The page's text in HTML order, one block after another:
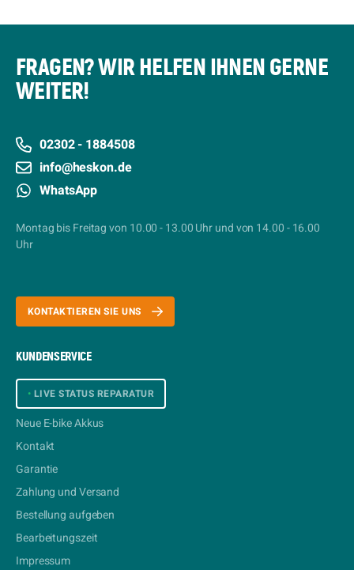
FRAGEN? WIR HELFEN IHNEN GERNE
WEITER!
02302 - 1884508
info@heskon.de
WhatsApp
Montag bis Freitag von 10.00 - 13.00 Uhr und von 14.00 - 16.00
Uhr
KONTAKTIEREN SIE UNS
KUNDENSERVICE
• LIVE STATUS REPARATUR
Neue E-bike Akkus
Kontakt
Garantie
Zahlung und Versand
Bestellung aufgeben
Bearbeitungszeit
Impressum